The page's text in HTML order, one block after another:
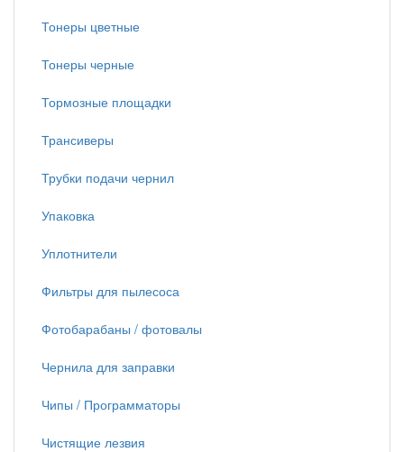
Тонеры цветные
Тонеры черные
Тормозные площадки
Трансиверы
Трубки подачи чернил
Упаковка
Уплотнители
Фильтры для пылесоса
Фотобарабаны / фотовалы
Чернила для заправки
Чипы / Программаторы
Чистящие лезвия